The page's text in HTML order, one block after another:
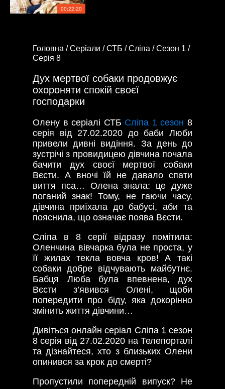
00:22:20
Головна /Серіали /СТБ /Сліпа /Сезон 1 /
Серія 8
Дух мертвої собаки продовжує
охороняти спокій своєї
господарки
Олену в серіалі СТБ Сліпа 1 сезон 8
серія від 27.02.2020 до баби Люби
привели дивні видіння. За день до
зустрічі з провидицею дівчина почала
бачити дух своєї мертвої собаки
Вєсти. А вночі їй не давало спати
виття пса… Олена знала: це дуже
поганий знак! Тому, не гаючи часу,
дівчина приїхала до бабусі, аби та
пояснила, що означає поява Вєсти.
Сліпа в 8 серії відразу помітила:
Оленчина вівчарка була не проста, у
її жилах текла вовча кров! А такі
собаки добре відчувають майбутнє.
Бабця Люба була впевнена, дух
Вєсти з’явився Олені, щоби
попередити про біду, яка докорінно
змінить життя дівчини…
Дивіться онлайн серіал Сліпа 1 сезон
8 серія від 27.02.2020 на Телепорталі
та дізнайтеся, хто з близьких Олени
опинився за крок до смерті?
Пропустили попередній випуск? Не